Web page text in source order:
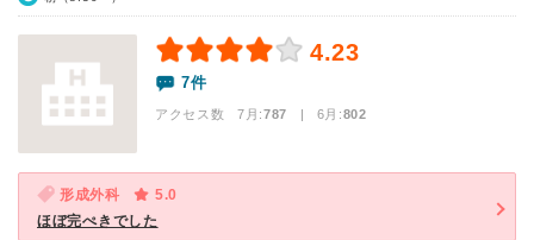
4.23
7件
アクセス数 7月:787 | 6月:802
形成外科
5.0
ほぼ完ぺきでした